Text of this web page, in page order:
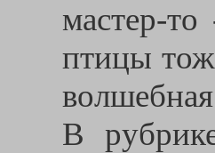
мастер-
птицы
В